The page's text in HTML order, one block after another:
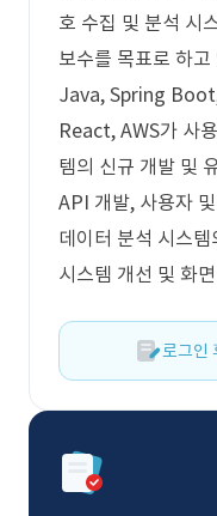
호 수집 및 분석 시
보수를 목표로 하
Java, Spring
React, AWS가 사
템의 신규 개발 및
API 개발, 사용자
데이터 분석 시스
시스템 개선 및 화
로그인